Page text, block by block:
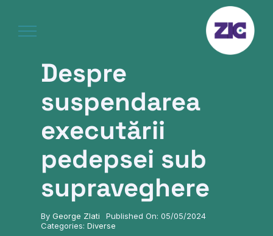
content
Despre
suspendarea
executării
pedepsei sub
supraveghere
ByGeorge Zlati
Published On: 05/05/2024
Categories:Diverse